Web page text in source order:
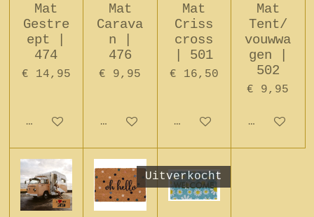
Mat
Gestre
ept |
474
€ 14,95
In winkelwagen
Mat
Carava
n |
476
€ 9,95
In winkelwagen
Mat
Criss
cross
| 501
€ 16,50
In winkelwagen
Mat
Tent/
vouwwa
gen |
502
€ 9,95
In
Uitverkocht